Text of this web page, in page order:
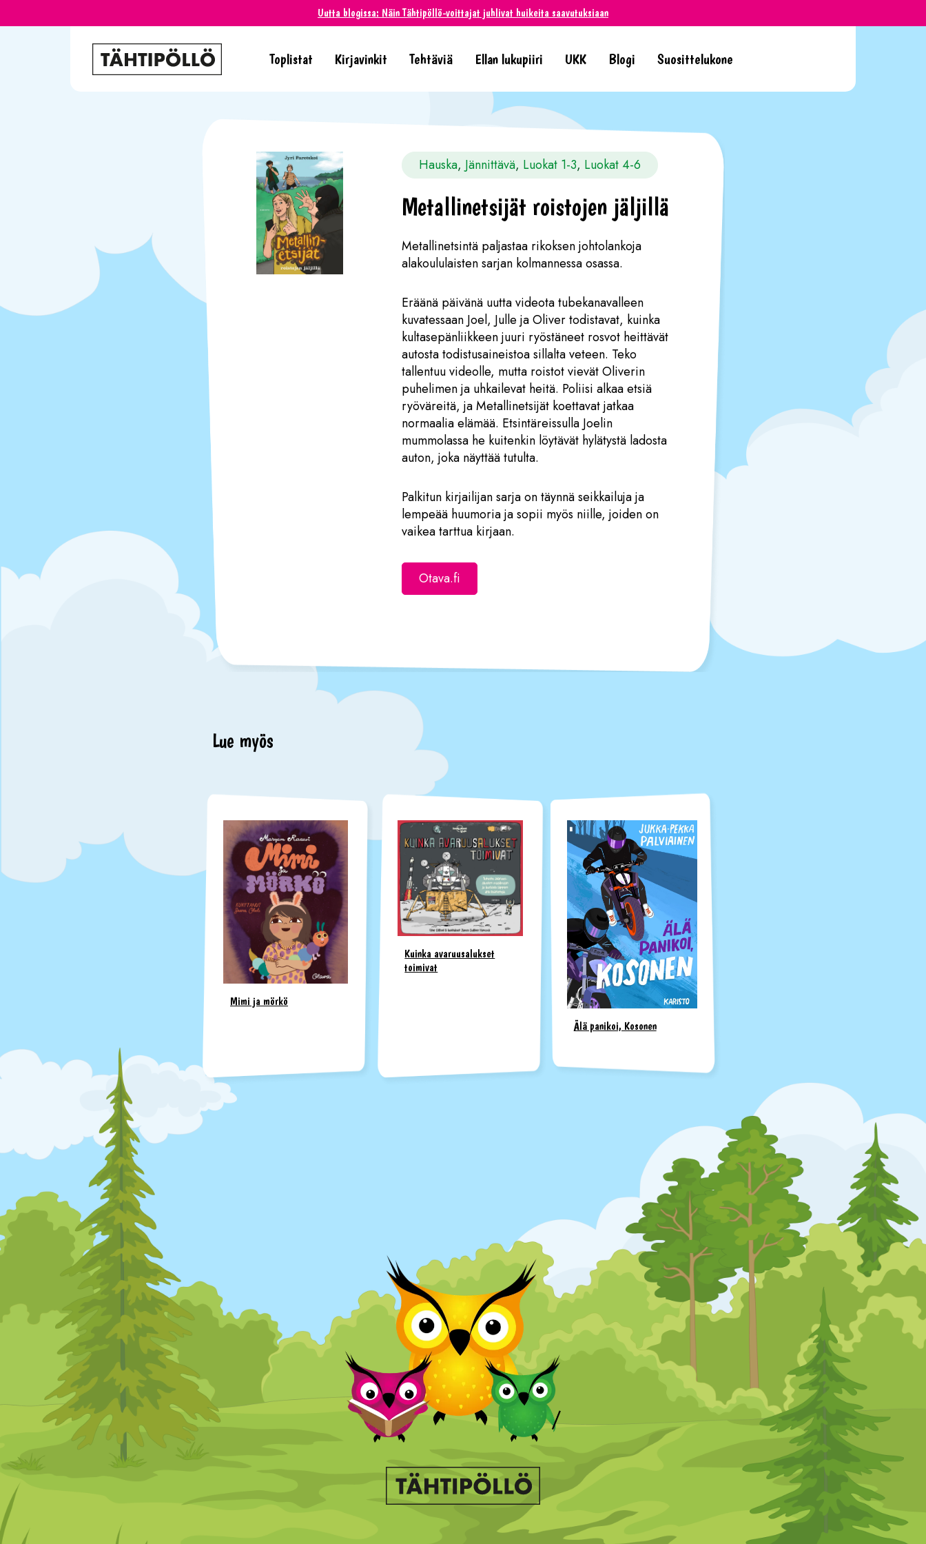
Uutta blogissa: Näin Tähtipöllö-voittajat juhlivat huikeita saavutuksiaan
Toplistat Kirjavinkit Tehtäviä Ellan lukupiiri UKK Blogi Suosittelukone
Hauska, Jännittävä, Luokat 1-3, Luokat 4-6
Metallinetsijät roistojen jäljillä
Metallinetsintä paljastaa rikoksen johtolankoja
alakoululaisten sarjan kolmannessa osassa.
Eräänä päivänä uutta videota tubekanavalleen
kuvatessaan Joel, Julle ja Oliver todistavat, kuinka
kultasepänliikkeen juuri ryöstäneet rosvot heittävät
autosta todistusaineistoa sillalta veteen. Teko
tallentuu videolle, mutta roistot vievät Oliverin
puhelimen ja uhkailevat heitä. Poliisi alkaa etsiä
ryöväreitä, ja Metallinetsijät koettavat jatkaa
normaalia elämää. Etsintäreissulla Joelin
mummolassa he kuitenkin löytävät hylätystä ladosta
auton, joka näyttää tutulta.
Palkitun kirjailijan sarja on täynnä seikkailuja ja
lempeää huumoria ja sopii myös niille, joiden on
vaikea tarttua kirjaan.
Otava.fi
Lue myös
Mimi ja mörkö
Kuinka avaruusalukset
toimivat
Älä panikoi, Kosonen